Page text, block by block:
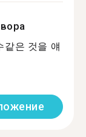
같은 것을 얘